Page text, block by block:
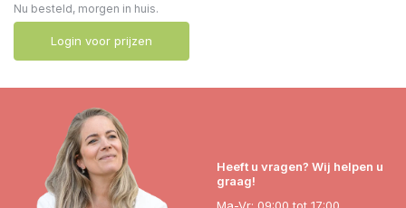
Nu besteld, morgen in huis.
Login voor prijzen
Heeft u vragen? Wij helpen u
graag!